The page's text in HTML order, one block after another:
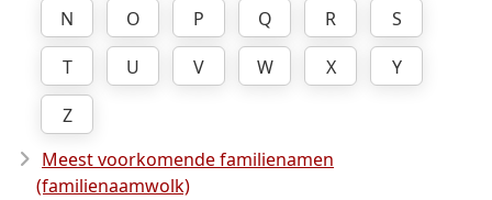
N
O P Q R
S
T
U V W X
Y
Z
Meest voorkomende familienamen
(familienaamwolk)